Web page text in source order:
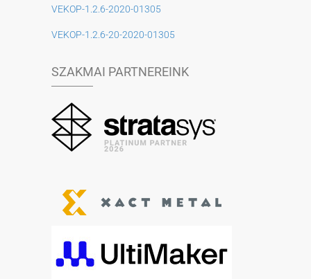
VEKOP-1.2.6-2020-01305
VEKOP-1.2.6-20-2020-01305
SZAKMAI PARTNEREINK